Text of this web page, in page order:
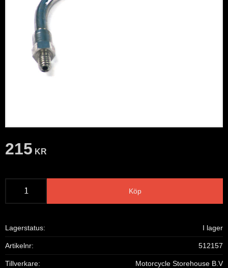
215 KR
Köp
Lagerstatus I lager
Artikelnr 512157
Tillverkare Motorcycle Storehouse B.V